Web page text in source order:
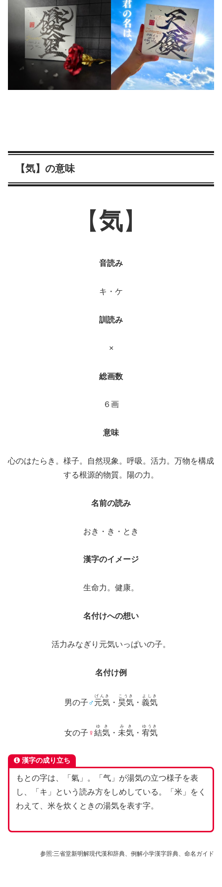
【気】の意味
【気】
音読み
キ・ケ
訓読み
×
総画数
６画
意味
心のはたらき。様子。自然現象。呼吸。活力。万物を構成
する根源的物質。陽の力。
名前の読み
おき・き・とき
漢字のイメージ
生命力。健康。
名付けへの想い
活力みなぎり元気いっぱいの子。
名付け例
男の子♂元気
げんき
・ 昊気
こうき
・ 義気
よしき
女の子 ♀結気
ゆき
・ 未気
みき
・ 宥気
ゆうき
漢字の成り立ち
もとの字は、「氣」。「气」が湯気の立つ様子を表
し、「キ」という読み方をしめしている。「米」をく
わえて、米を炊くときの湯気を表す字。
参照:三省堂新明解現代漢和辞典、例解小学漢字辞典、命名ガイド